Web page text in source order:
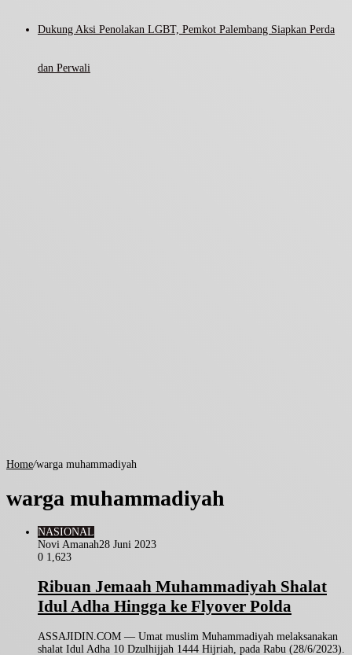
Dukung Aksi Penolakan LGBT, Pemkot Palembang Siapkan Perda
dan Perwali
Home/warga muhammadiyah
warga muhammadiyah
NASIONAL
Novi Amanah28 Juni 2023
0 1,623
Ribuan Jemaah Muhammadiyah Shalat
Idul Adha Hingga ke Flyover Polda
ASSAJIDIN.COM — Umat muslim Muhammadiyah melaksanakan
shalat Idul Adha 10 Dzulhijjah 1444 Hijriah, pada Rabu (28/6/2023).